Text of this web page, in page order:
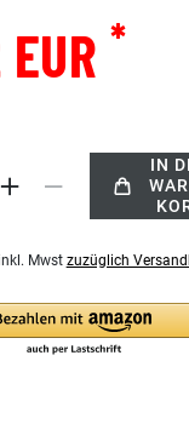
*
IN
Mwst zuzüglich